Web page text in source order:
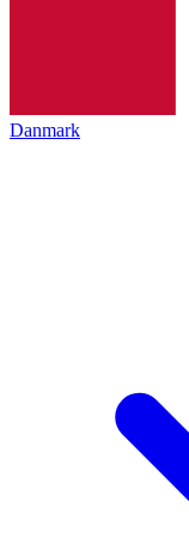
Danmark